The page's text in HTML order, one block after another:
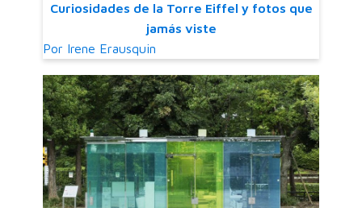
Curiosidades de la Torre Eiffel y fotos que
jamás viste
Por Irene Erausquin